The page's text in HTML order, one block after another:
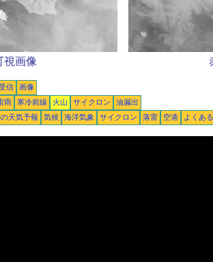
視画像
信
画像
雨 寒冷前線 火山 サイクロン
油漏出
天気予報 気候 海洋気象 サイクロン 落雷 空港 よくあ